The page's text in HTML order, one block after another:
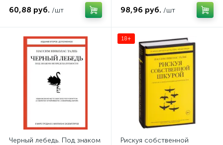
60,88 руб. /шт 98,96 руб. /шт
Черный лебедь. Под знаком
18+
Рискуя собственной